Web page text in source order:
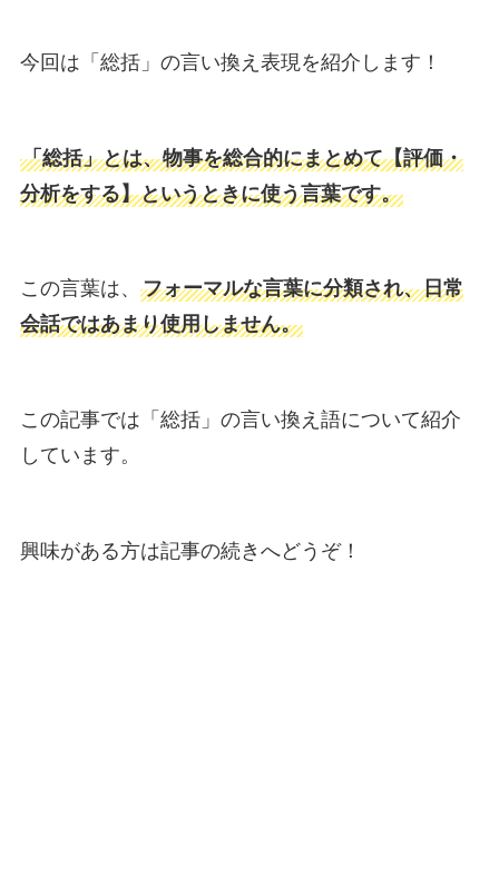
今回は「総括」の言い換え表現を紹介します！
「総括」とは、物事を総合的にまとめて【評価・
分析をする】というときに使う言葉です。
この言葉は、 フォーマルな言葉に分類され、日常
会話ではあまり使用しません。
この記事では「総括」の言い換え語について紹介
しています。
興味がある方は記事の続きへどうぞ！